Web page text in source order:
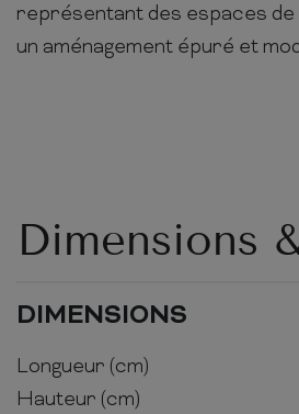
représentant des espaces
un aménagement épuré et
Dimensions
DIMENSIONS
Longueur (cm)
Hauteur (cm)